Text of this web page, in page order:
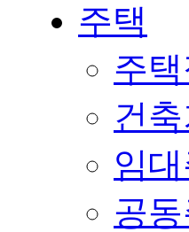
주택
주
건
임
공